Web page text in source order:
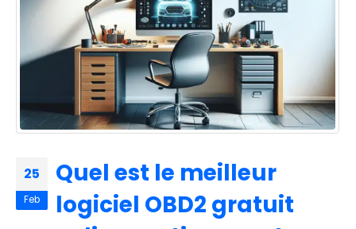
25
Feb
Quel est le meilleur
logiciel OBD2 gratuit